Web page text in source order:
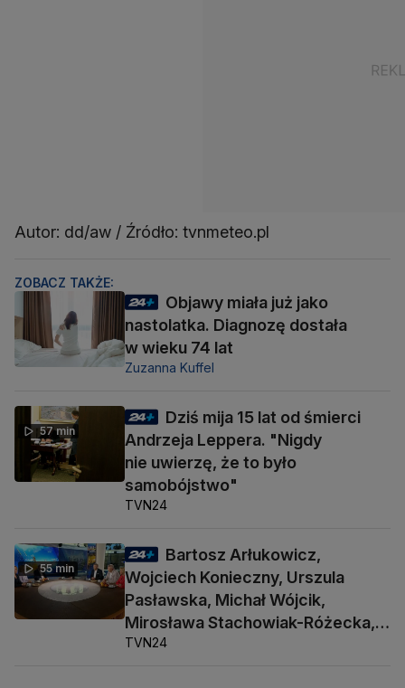
Autor: dd/aw / Źródło: tvnmeteo.pl
ZOBACZ TAKŻE:
Objawy miała już jako
nastolatka. Diagnozę dostała
w wieku 74 lat
Zuzanna Kuffel
57 min
Dziś mija 15 lat od śmierci
Andrzeja Leppera. "Nigdy
nie uwierzę, że to było
samobójstwo"
TVN24
55 min
Bartosz Arłukowicz,
Wojciech Konieczny, Urszula
Pasławska, Michał Wójcik,
Mirosława Stachowiak-Różecka,
Barbara Socha
TVN24